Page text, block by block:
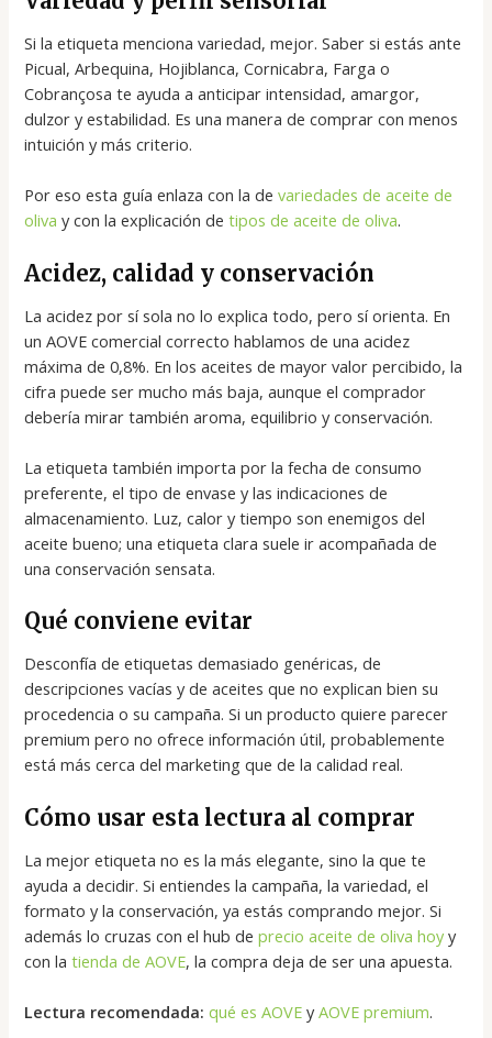
Si la etiqueta menciona variedad, mejor. Saber si estás ante
Picual, Arbequina, Hojiblanca, Cornicabra, Farga o
Cobrançosa te ayuda a anticipar intensidad, amargor,
dulzor y estabilidad. Es una manera de comprar con menos
intuición y más criterio.
Por eso esta guía enlaza con la devariedades de aceite de
oliva y con la explicación detipos de aceite de oliva.
Acidez, calidad y conservación
La acidez por sí sola no lo explica todo, pero sí orienta. En
un AOVE comercial correcto hablamos de una acidez
máxima de 0,8%. En los aceites de mayor valor percibido, la
cifra puede ser mucho más baja, aunque el comprador
debería mirar también aroma, equilibrio y conservación.
La etiqueta también importa por la fecha de consumo
preferente, el tipo de envase y las indicaciones de
almacenamiento. Luz, calor y tiempo son enemigos del
aceite bueno; una etiqueta clara suele ir acompañada de
una conservación sensata.
Qué conviene evitar
Desconfía de etiquetas demasiado genéricas, de
descripciones vacías y de aceites que no explican bien su
procedencia o su campaña. Si un producto quiere parecer
premium pero no ofrece información útil, probablemente
está más cerca del marketing que de la calidad real.
Cómo usar esta lectura al comprar
La mejor etiqueta no es la más elegante, sino la que te
ayuda a decidir. Si entiendes la campaña, la variedad, el
formato y la conservación, ya estás comprando mejor. Si
además lo cruzas con el hub deprecio aceite de oliva hoy y
con latienda de AOVE, la compra deja de ser una apuesta.
Lectura recomendada: qué es AOVE yAOVE premium.